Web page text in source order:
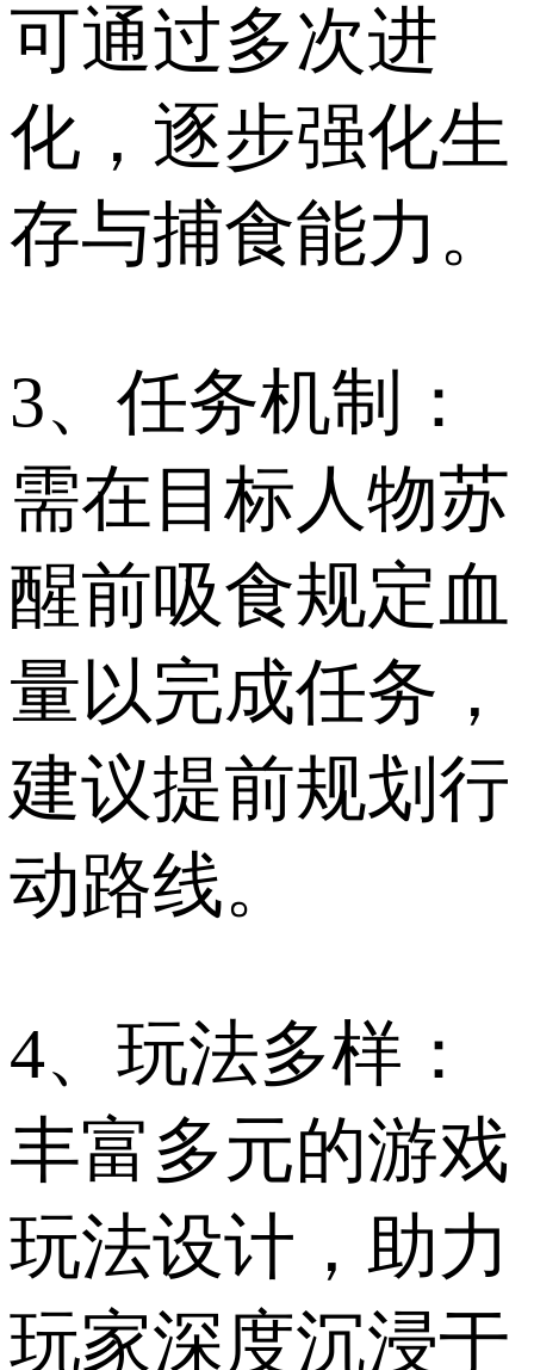
可通过多次进
化，逐步强化生
存与捕食能力。
3、任务机制：
需在目标人物苏
醒前吸食规定血
量以完成任务，
建议提前规划行
动路线。
4、玩法多样：
丰富多元的游戏
玩法设计，助力
玩家深度沉浸于